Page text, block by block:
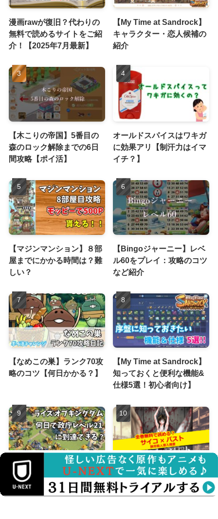
漫画rawが復旧？代わりの
無料で読めるサイトをご紹
介！【2025年7月最新】
【My Time at Sandrock】
キャラクター・恋人候補の
紹介
【木こりの帝国】5番目の
森のロック解除までの6日
間攻略【ポイ活】
オールドスパイスはワキガ
に効果アリ【制汗力はイマ
イチ？】
【マジンマンション】８部
屋までにかかる時間は？難
しい？
【Bingoジャーニー】レベ
ル60をプレイ：攻略のコツ
など紹介
【なめこの巣】ランク70攻
略のコツ【何日かかる？】
【My Time at Sandrock】
知っておくと便利な機能&
仕様5選！初心者向け】
【ライズオブキングダム】
政庁レベル21到達までにか
かる時間は？【ポイ活】
サイコパスト無料で読め
る？漫画raw・電子書籍を
徹底比較！